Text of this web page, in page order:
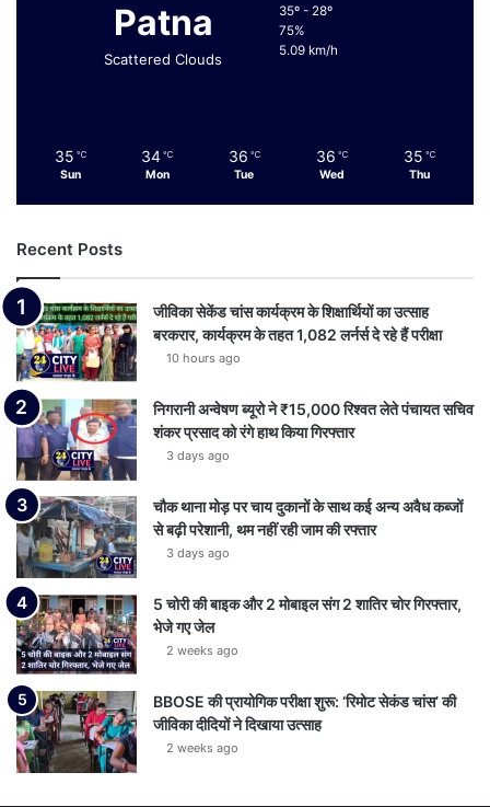
Patna
Scattered Clouds
35º - 28º
75%
5.09 km/h
35 ℃
Sun
34 ℃
Mon
36 ℃
Tue
36 ℃
Wed
35 ℃
Thu
Recent Posts
जीविका सेकेंड चांस कार्यक्रम के शिक्षार्थियों का उत्साह
बरकरार, कार्यक्रम के तहत 1,082 लर्नर्स दे रहे हैं परीक्षा
10 hours ago
निगरानी अन्वेषण ब्यूरो ने ₹15,000 रिश्वत लेते पंचायत सचिव
शंकर प्रसाद को रंगे हाथ किया गिरफ्तार
3 days ago
चौक थाना मोड़ पर चाय दुकानों के साथ कई अन्य अवैध कब्जों
से बढ़ी परेशानी, थम नहीं रही जाम की रफ्तार
3 days ago
5 चोरी की बाइक और 2 मोबाइल संग 2 शातिर चोर गिरफ्तार,
भेजे गए जेल
2 weeks ago
BBOSE की प्रायोगिक परीक्षा शुरू: ‘रिमोट सेकंड चांस’ की
जीविका दीदियों ने दिखाया उत्साह
2 weeks ago